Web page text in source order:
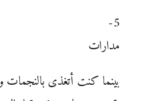
5-
مدارات
بينما كنت أتغذى بالنجمات